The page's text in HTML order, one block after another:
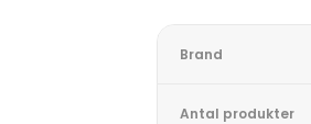
Brand
Antal produkter